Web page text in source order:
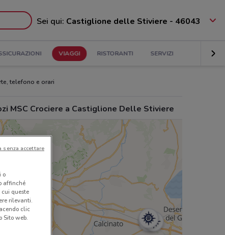
Sei qui: Castiglione delle Stiviere - 46043
VIAGGI RISTORANTI SERVIZI
telefono e orari
MSC Crociere a Castiglione Delle Stiviere
o
affinché
queste
rilevanti.
clic
Sito web.
senza accettare